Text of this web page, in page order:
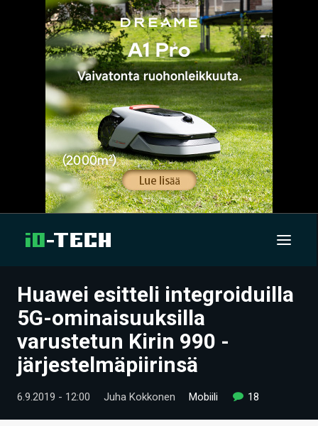
UUTISET
ARTIKKELIT
VIDEOT
TECHBBS
Huawei esitteli integroiduilla
5G-ominaisuuksilla
varustetun Kirin 990 -
järjestelmäpiirinsä
6.9.2019 - 12:00 Juha Kokkonen Mobiili 18